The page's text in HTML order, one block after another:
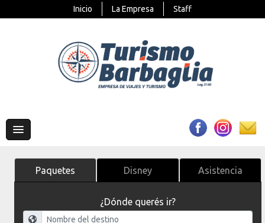
Inicio La Empresa Staff
Paquetes Disney Asistencia
¿Dónde querés ir?